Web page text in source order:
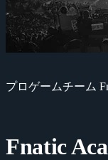
プロゲームチーム
Fnatic